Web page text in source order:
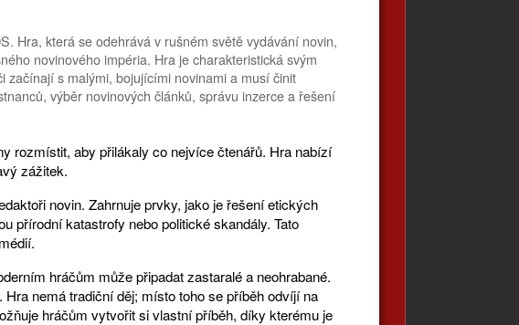
Hra, která se odehrává v rušném světě vydávání novin,
novinového impéria. Hra je charakteristická svým
s malými, bojujícími novinami a musí činit
výběr novinových článků, správu inzerce a řešení
rozmístit, aby přilákaly co nejvíce čtenářů. Hra nabízí
zážitek.
novin. Zahrnuje prvky, jako je řešení etických
přírodní katastrofy nebo politické skandály. Tato
hráčům může připadat zastaralé a neohrabané.
nemá tradiční děj; místo toho se příběh odvíjí na
hráčům vytvořit si vlastní příběh, díky kterému je